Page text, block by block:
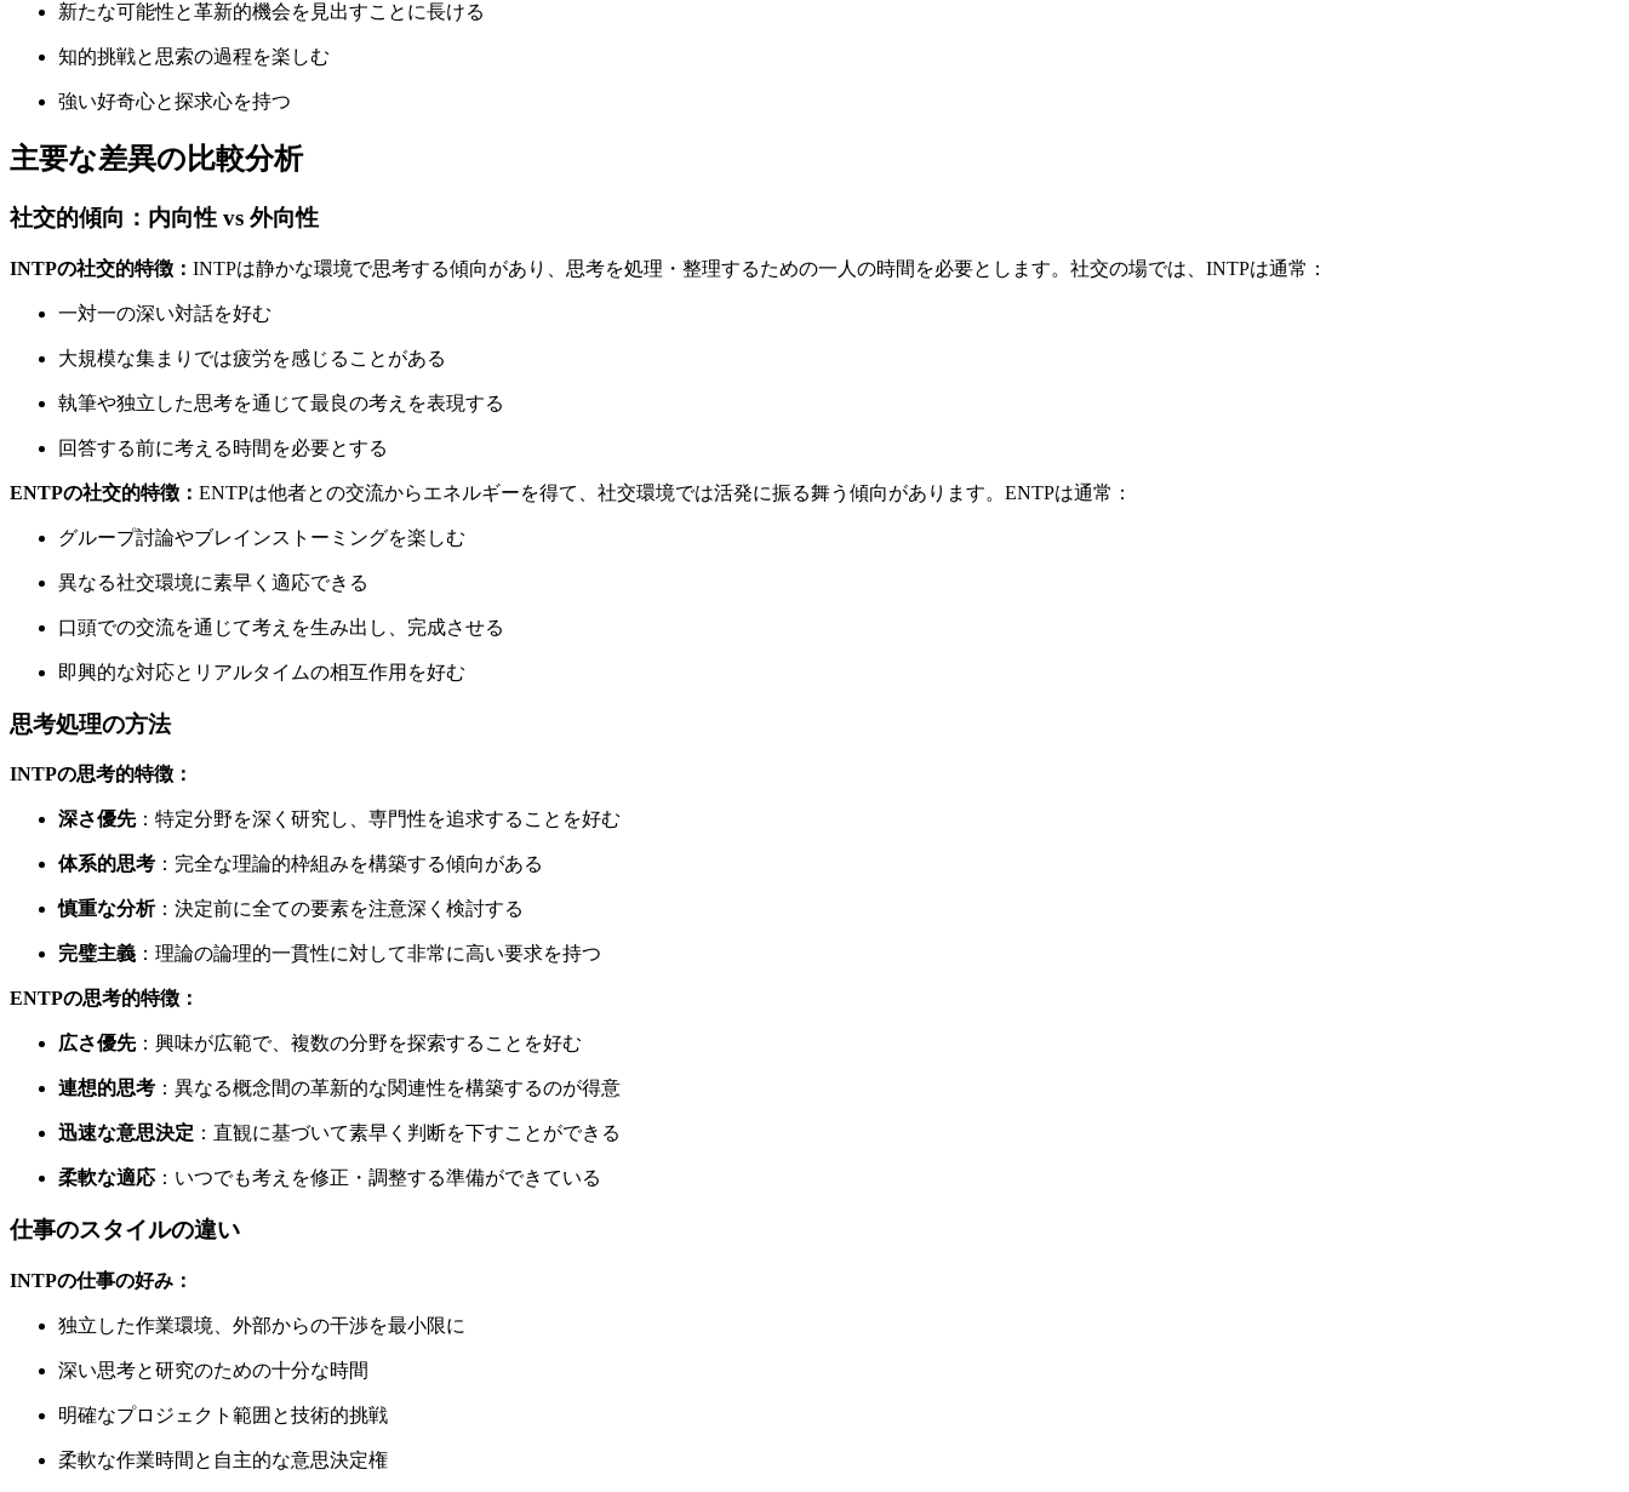
新たな可能性と革新的機会を見出すことに長ける
知的挑戦と思索の過程を楽しむ
強い好奇心と探求心を持つ
主要な差異の比較分析
社交的傾向：内向性 vs 外向性
INTPの社交的特徴： INTPは静かな環境で思考する傾向があり、思考を処理・整理するための一人の時間を必要とします。社交の場では、INTPは通常：
一対一の深い対話を好む
大規模な集まりでは疲労を感じることがある
執筆や独立した思考を通じて最良の考えを表現する
回答する前に考える時間を必要とする
ENTPの社交的特徴： ENTPは他者との交流からエネルギーを得て、社交環境では活発に振る舞う傾向があります。ENTPは通常：
グループ討論やブレインストーミングを楽しむ
異なる社交環境に素早く適応できる
口頭での交流を通じて考えを生み出し、完成させる
即興的な対応とリアルタイムの相互作用を好む
思考処理の方法
INTPの思考的特徴：
深さ優先：特定分野を深く研究し、専門性を追求することを好む
体系的思考 ：完全な理論的枠組みを構築する傾向がある
慎重な分析：決定前に全ての要素を注意深く検討する
完璧主義 ：理論の論理的一貫性に対して非常に高い要求を持つ
ENTPの思考的特徴：
広さ優先：興味が広範で、複数の分野を探索することを好む
連想的思考 ：異なる概念間の革新的な関連性を構築するのが得意
迅速な意思決定 ：直観に基づいて素早く判断を下すことができる
柔軟な適応 ：いつでも考えを修正・調整する準備ができている
仕事のスタイルの違い
INTPの仕事の好み：
独立した作業環境、外部からの干渉を最小限に
深い思考と研究のための十分な時間
明確なプロジェクト範囲と技術的挑戦
柔軟な作業時間と自主的な意思決定権